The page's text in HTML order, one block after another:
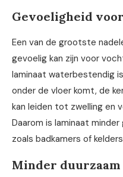
Gevoeligheid
Een van de grootste
gevoelig kan zijn voor
laminaat waterbestendig
onder de vloer komt, de
kan leiden tot zwelling en
Daarom is laminaat
zoals badkamers of
Minder